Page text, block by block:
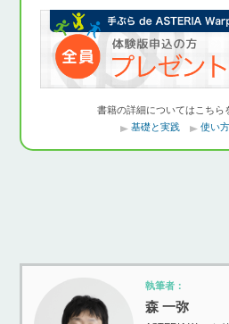
書籍の詳細についてはこちら
基礎と実践
使い
執筆者：
森 一弥